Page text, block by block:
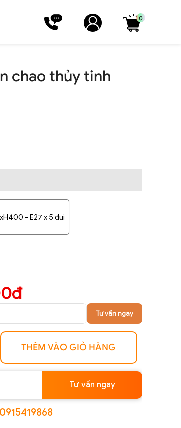
0
chao thủy tinh
- E27 x 5 đui
Tư vấn ngay
THÊM VÀO GIỎ HÀNG
Tư vấn ngay
0915419868